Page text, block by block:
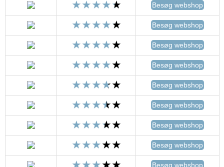
Besøg webshop
Besøg webshop
Besøg webshop
Besøg webshop
Besøg webshop
Besøg webshop
Besøg webshop
Besøg webshop
Besøg webshop